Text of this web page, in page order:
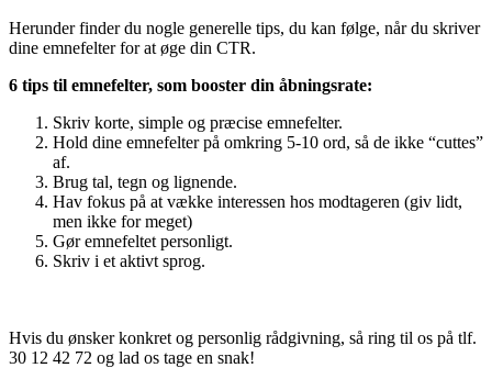
åbningsrate.
dine emnefelter for at øge din CTR.
6 tips til emnefelter, som booster din åbningsrate:
Skriv korte, simple og præcise emnefelter.
Hold dine emnefelter på omkring 5-10 ord, så de ikke “cuttes”
af.
Brug tal, tegn og lignende.
Hav fokus på at vække interessen hos modtageren (giv lidt,
men ikke for meget)